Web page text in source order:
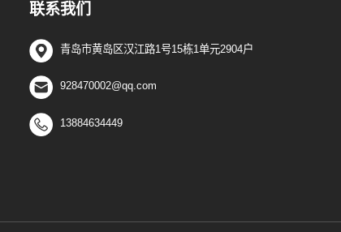
联系我们
青岛市黄岛区汉江路1号15栋1单元2904户
928470002@qq.com
13884634449